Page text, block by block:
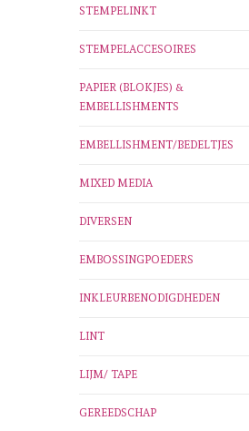
STEMPELINKT
STEMPELACCESOIRES
PAPIER (BLOKJES) &
EMBELLISHMENTS
EMBELLISHMENT/BEDELTJES
MIXED MEDIA
DIVERSEN
EMBOSSINGPOEDERS
INKLEURBENODIGDHEDEN
LINT
LIJM/ TAPE
GEREEDSCHAP